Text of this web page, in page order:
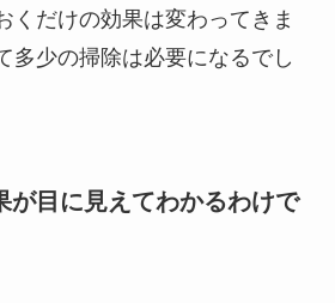
くだけの効果は変わってきま
多少の掃除は必要になるでし
目に見えてわかるわけで